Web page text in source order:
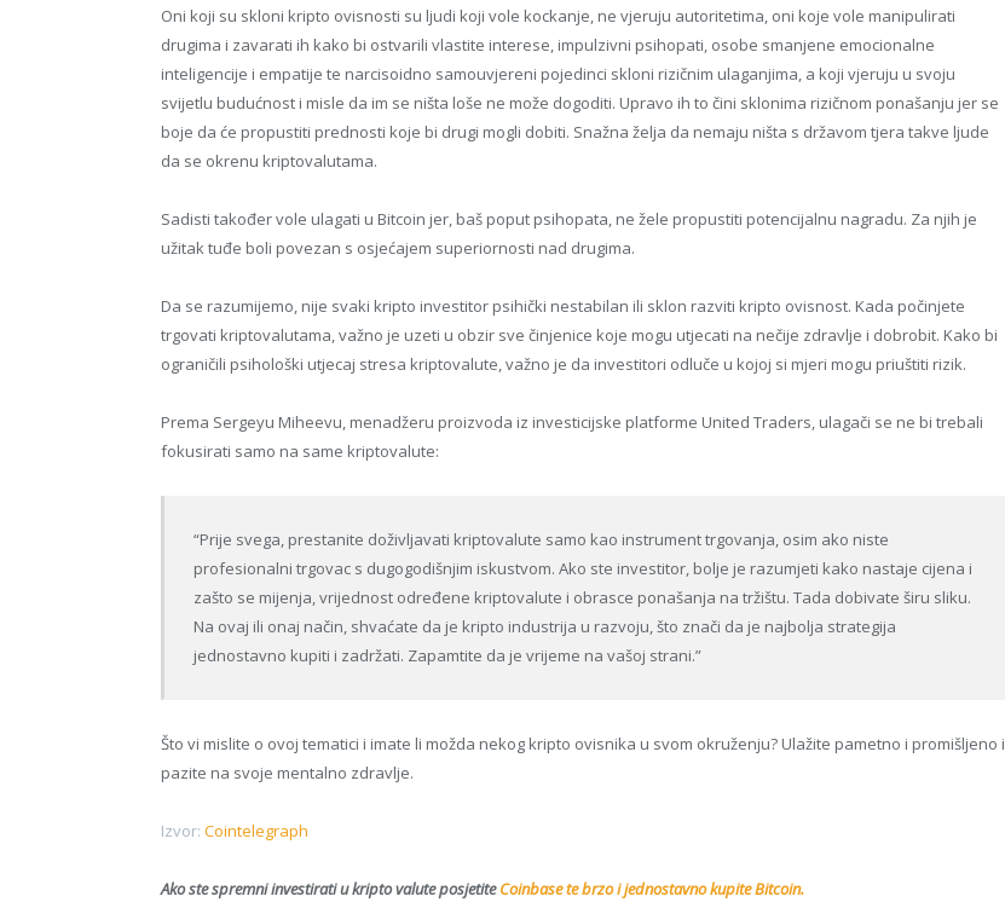
Oni koji su skloni kripto ovisnosti su ljudi koji vole kockanje, ne vjeruju autoritetima, oni koje vole manipulirati
drugima i zavarati ih kako bi ostvarili vlastite interese, impulzivni psihopati, osobe smanjene emocionalne
inteligencije i empatije te narcisoidno samouvjereni pojedinci skloni rizičnim ulaganjima, a koji vjeruju u svoju
svijetlu budućnost i misle da im se ništa loše ne može dogoditi. Upravo ih to čini sklonima rizičnom ponašanju jer se
boje da će propustiti prednosti koje bi drugi mogli dobiti. Snažna želja da nemaju ništa s državom tjera takve ljude
da se okrenu kriptovalutama.
Sadisti također vole ulagati u Bitcoin jer, baš poput psihopata, ne žele propustiti potencijalnu nagradu. Za njih je
užitak tuđe boli povezan s osjećajem superiornosti nad drugima.
Da se razumijemo, nije svaki kripto investitor psihički nestabilan ili sklon razviti kripto ovisnost. Kada počinjete
trgovati kriptovalutama, važno je uzeti u obzir sve činjenice koje mogu utjecati na nečije zdravlje i dobrobit. Kako bi
ograničili psihološki utjecaj stresa kriptovalute, važno je da investitori odluče u kojoj si mjeri mogu priuštiti rizik.
Prema Sergeyu Miheevu, menadžeru proizvoda iz investicijske platforme United Traders, ulagači se ne bi trebali
fokusirati samo na same kriptovalute:
“Prije svega, prestanite doživljavati kriptovalute samo kao instrument trgovanja, osim ako niste
profesionalni trgovac s dugogodišnjim iskustvom. Ako ste investitor, bolje je razumjeti kako nastaje cijena i
zašto se mijenja, vrijednost određene kriptovalute i obrasce ponašanja na tržištu. Tada dobivate širu sliku.
Na ovaj ili onaj način, shvaćate da je kripto industrija u razvoju, što znači da je najbolja strategija
jednostavno kupiti i zadržati. Zapamtite da je vrijeme na vašoj strani.”
Što vi mislite o ovoj tematici i imate li možda nekog kripto ovisnika u svom okruženju? Ulažite pametno i promišljeno i
pazite na svoje mentalno zdravlje.
Izvor: Cointelegraph
Ako ste spremni investirati u kripto valute posjetiteCoinbase te brzo i jednostavno kupite Bitcoin.